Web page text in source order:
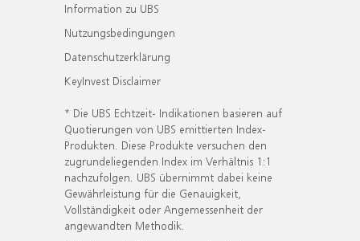
Information zu UBS
Nutzungsbedingungen
Datenschutzerklärung
KeyInvest Disclaimer
* Die UBS Echtzeit- Indikationen basieren auf
Quotierungen von UBS emittierten Index-
Produkten. Diese Produkte versuchen den
zugrundeliegenden Index im Verhältnis 1:1
nachzufolgen. UBS übernimmt dabei keine
Gewährleistung für die Genauigkeit,
Vollständigkeit oder Angemessenheit der
angewandten Methodik.